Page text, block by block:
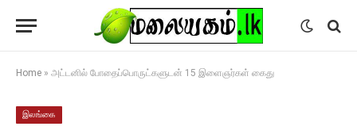
Home » அட்டனில் போதைப்பொருட்களுடன் 15 இளைஞர்கள் கைது
இலங்கை